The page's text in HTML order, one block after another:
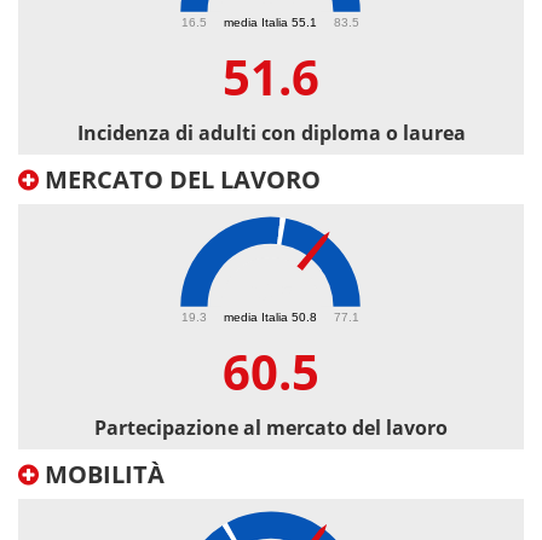
media Italia 55.1
16.5 83.5
51.6
Incidenza di adulti con diploma o laurea
MERCATO DEL LAVORO
media Italia 50.8
19.3 77.1
60.5
Partecipazione al mercato del lavoro
MOBILITÀ